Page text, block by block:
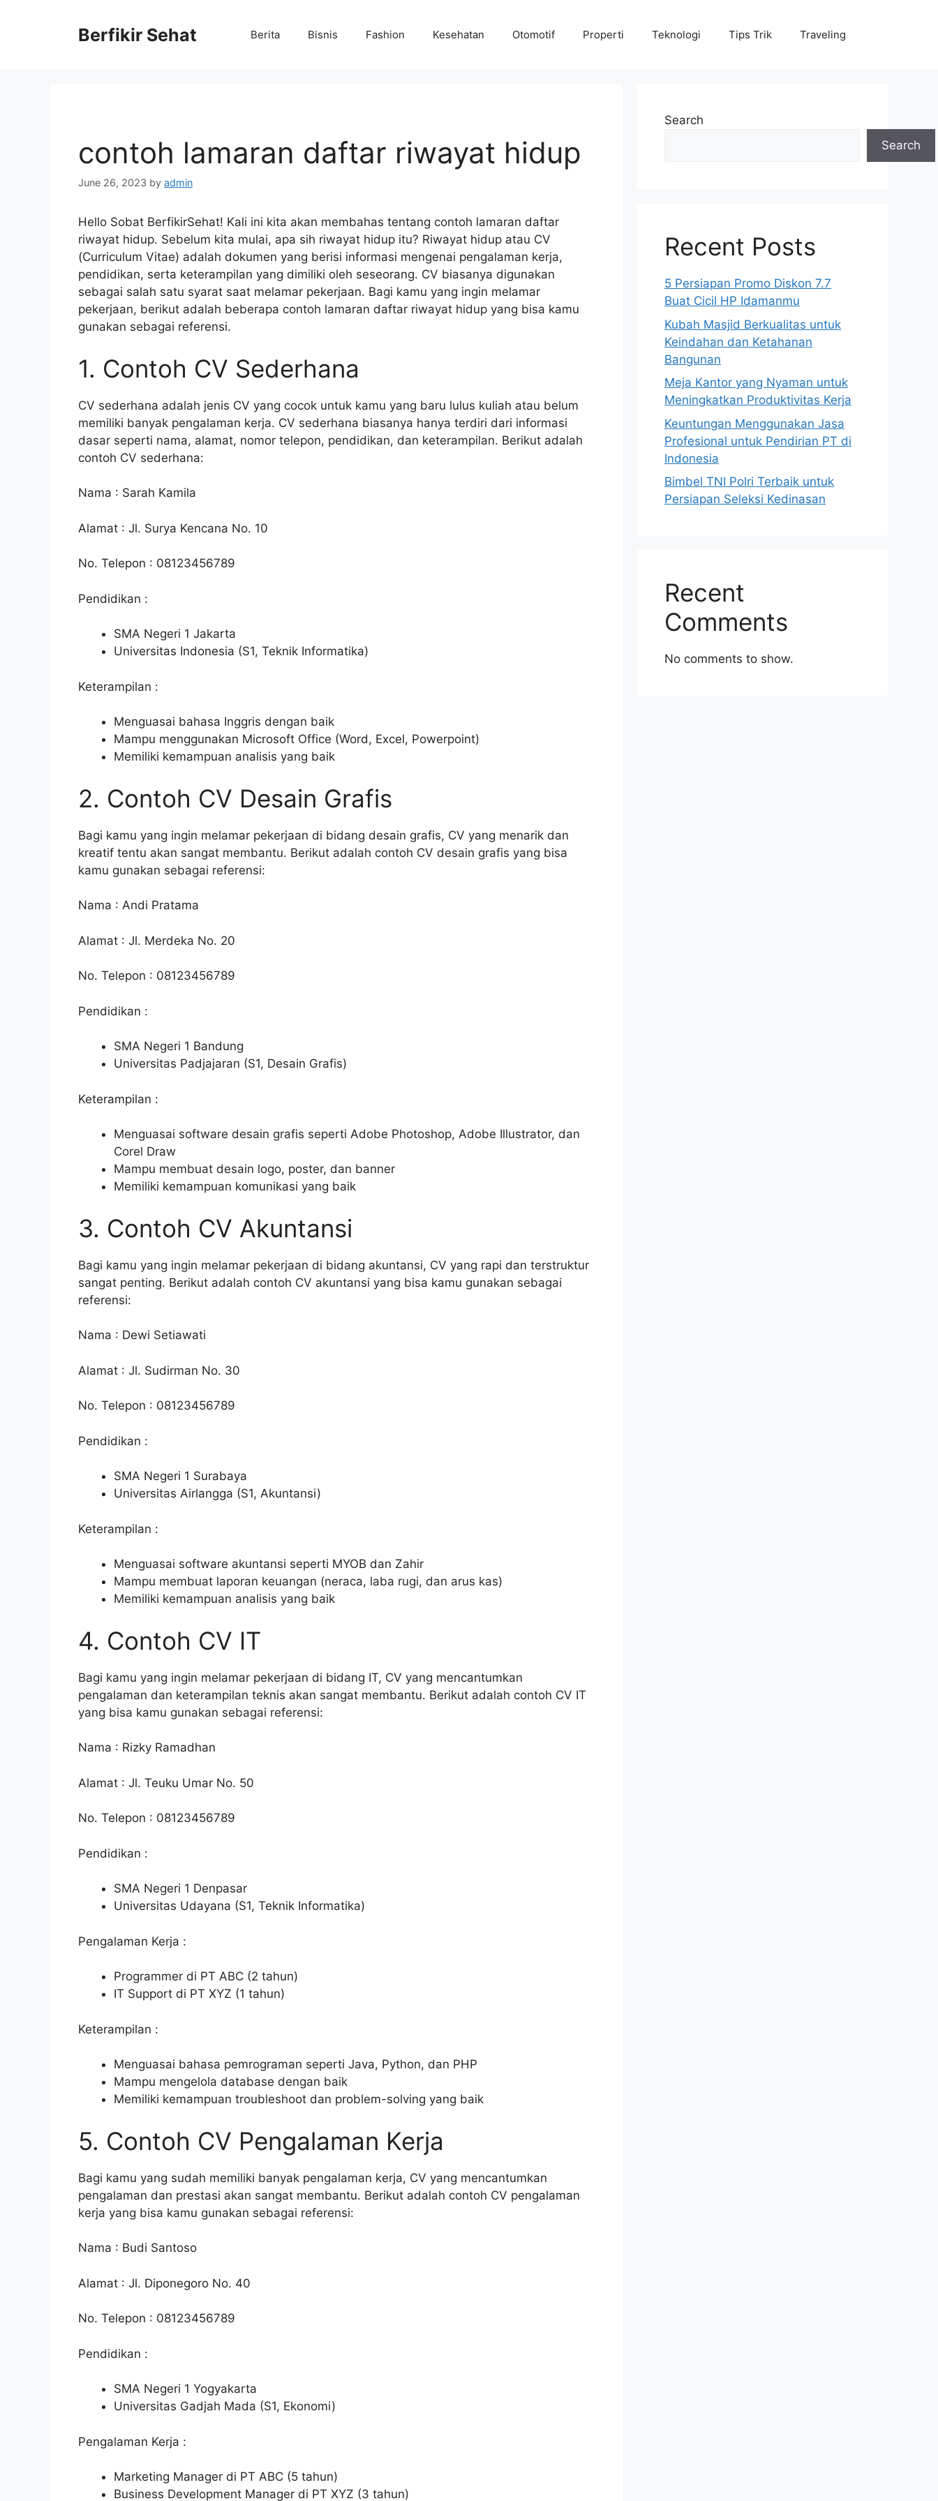
Berfikir Sehat Berita Bisnis Fashion Kesehatan Otomotif Properti Teknologi Tips Trik Traveling
contoh lamaran daftar riwayat hidup
June 26, 2023 by admin
Hello Sobat BerfikirSehat! Kali ini kita akan membahas tentang contoh lamaran daftar
riwayat hidup. Sebelum kita mulai, apa sih riwayat hidup itu? Riwayat hidup atau CV
(Curriculum Vitae) adalah dokumen yang berisi informasi mengenai pengalaman kerja,
pendidikan, serta keterampilan yang dimiliki oleh seseorang. CV biasanya digunakan
sebagai salah satu syarat saat melamar pekerjaan. Bagi kamu yang ingin melamar
pekerjaan, berikut adalah beberapa contoh lamaran daftar riwayat hidup yang bisa kamu
gunakan sebagai referensi.
1. Contoh CV Sederhana
CV sederhana adalah jenis CV yang cocok untuk kamu yang baru lulus kuliah atau belum
memiliki banyak pengalaman kerja. CV sederhana biasanya hanya terdiri dari informasi
dasar seperti nama, alamat, nomor telepon, pendidikan, dan keterampilan. Berikut adalah
contoh CV sederhana:
Nama : Sarah Kamila
Alamat : Jl. Surya Kencana No. 10
No. Telepon : 08123456789
Pendidikan :
SMA Negeri 1 Jakarta
Universitas Indonesia (S1, Teknik Informatika)
Keterampilan :
Menguasai bahasa Inggris dengan baik
Mampu menggunakan Microsoft Office (Word, Excel, Powerpoint)
Memiliki kemampuan analisis yang baik
2. Contoh CV Desain Grafis
Bagi kamu yang ingin melamar pekerjaan di bidang desain grafis, CV yang menarik dan
kreatif tentu akan sangat membantu. Berikut adalah contoh CV desain grafis yang bisa
kamu gunakan sebagai referensi:
Nama : Andi Pratama
Alamat : Jl. Merdeka No. 20
No. Telepon : 08123456789
Pendidikan :
SMA Negeri 1 Bandung
Universitas Padjajaran (S1, Desain Grafis)
Keterampilan :
Menguasai software desain grafis seperti Adobe Photoshop, Adobe Illustrator, dan
Corel Draw
Mampu membuat desain logo, poster, dan banner
Memiliki kemampuan komunikasi yang baik
3. Contoh CV Akuntansi
Bagi kamu yang ingin melamar pekerjaan di bidang akuntansi, CV yang rapi dan terstruktur
sangat penting. Berikut adalah contoh CV akuntansi yang bisa kamu gunakan sebagai
referensi:
Nama : Dewi Setiawati
Alamat : Jl. Sudirman No. 30
No. Telepon : 08123456789
Pendidikan :
SMA Negeri 1 Surabaya
Universitas Airlangga (S1, Akuntansi)
Keterampilan :
Menguasai software akuntansi seperti MYOB dan Zahir
Mampu membuat laporan keuangan (neraca, laba rugi, dan arus kas)
Memiliki kemampuan analisis yang baik
4. Contoh CV IT
Bagi kamu yang ingin melamar pekerjaan di bidang IT, CV yang mencantumkan
pengalaman dan keterampilan teknis akan sangat membantu. Berikut adalah contoh CV IT
yang bisa kamu gunakan sebagai referensi:
Nama : Rizky Ramadhan
Alamat : Jl. Teuku Umar No. 50
No. Telepon : 08123456789
Pendidikan :
SMA Negeri 1 Denpasar
Universitas Udayana (S1, Teknik Informatika)
Pengalaman Kerja :
Programmer di PT ABC (2 tahun)
IT Support di PT XYZ (1 tahun)
Keterampilan :
Menguasai bahasa pemrograman seperti Java, Python, dan PHP
Mampu mengelola database dengan baik
Memiliki kemampuan troubleshoot dan problem-solving yang baik
5. Contoh CV Pengalaman Kerja
Bagi kamu yang sudah memiliki banyak pengalaman kerja, CV yang mencantumkan
pengalaman dan prestasi akan sangat membantu. Berikut adalah contoh CV pengalaman
kerja yang bisa kamu gunakan sebagai referensi:
Nama : Budi Santoso
Alamat : Jl. Diponegoro No. 40
No. Telepon : 08123456789
Pendidikan :
SMA Negeri 1 Yogyakarta
Universitas Gadjah Mada (S1, Ekonomi)
Pengalaman Kerja :
Marketing Manager di PT ABC (5 tahun)
Business Development Manager di PT XYZ (3 tahun)
Search
Search
Recent Posts
5 Persiapan Promo Diskon 7.7
Buat Cicil HP Idamanmu
Kubah Masjid Berkualitas untuk
Keindahan dan Ketahanan
Bangunan
Meja Kantor yang Nyaman untuk
Meningkatkan Produktivitas Kerja
Keuntungan Menggunakan Jasa
Profesional untuk Pendirian PT di
Indonesia
Bimbel TNI Polri Terbaik untuk
Persiapan Seleksi Kedinasan
Recent
Comments
No comments to show.